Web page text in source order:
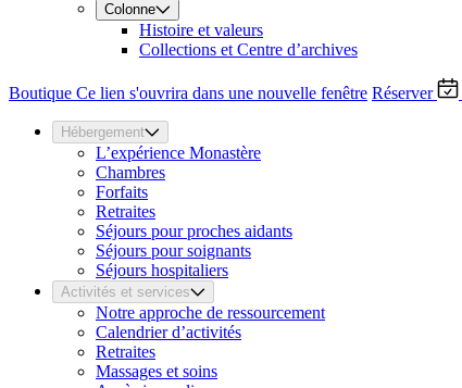
Colonne
Histoire et valeurs
Collections et Centre d’archives
Boutique Ce lien s'ouvrira dans une nouvelle fenêtre Réserver
Hébergement
L’expérience Monastère
Chambres
Forfaits
Retraites
Séjours pour proches aidants
Séjours pour soignants
Séjours hospitaliers
Activités et services
Notre approche de ressourcement
Calendrier d’activités
Retraites
Massages et soins